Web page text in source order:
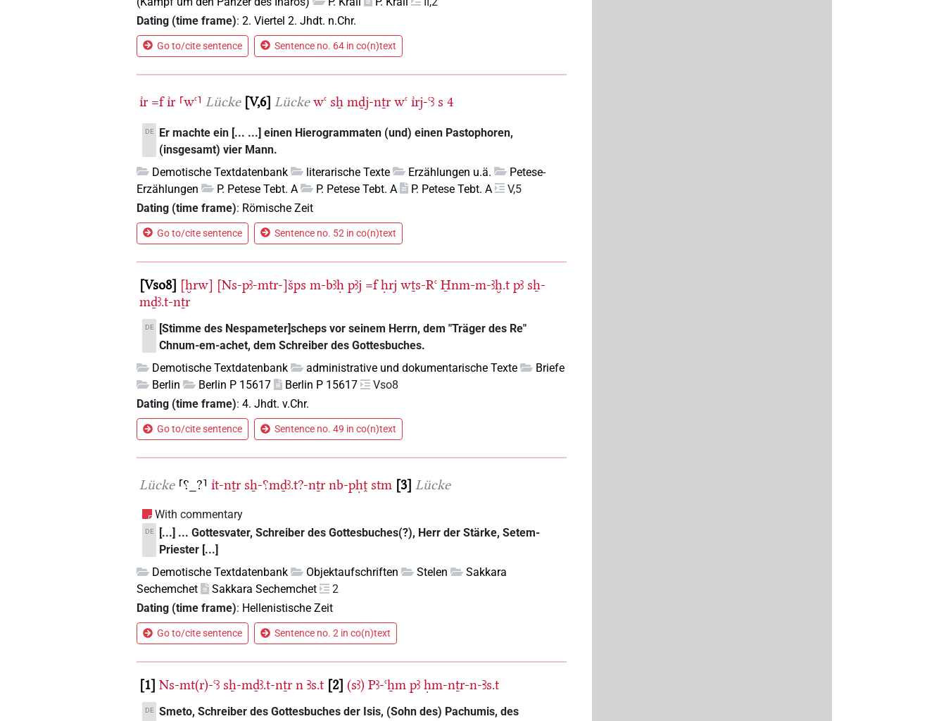
Dating (time frame):2. Viertel 2. Jhdt. n.Chr.
Go to/cite sentence Sentence no. 64 in co(n)text
ı͗r =f ı͗r ⸢wꜥ⸣ Lücke V,6 Lücke wꜥ sẖ mḏj-nṯr wꜥ ı͗rj-ꜥꜣ s 4
DE
Er machte ein [... ...] einen Hierogrammaten (und) einen Pastophoren,
(insgesamt) vier Mann.
Demotische Textdatenbank
literarische Texte Erzählungen u.ä.
Petese-
Erzählungen
P. Petese Tebt. A P. Petese Tebt. A P. Petese Tebt. A
V,5
Dating (time frame): Römische Zeit
Go to/cite sentence Sentence no. 52 in co(n)text
Vso8 [ḫrw] [Ns-pꜣ-mtr-]šps m-bꜣḥ pꜣj =f ḥrj wṯs-Rꜥ H̱nm-m-ꜣḫ.t pꜣ sẖ-
mḏꜣ.t-nṯr
DE
[Stimme des Nespameter]scheps vor seinem Herrn, dem "Träger des Re"
Chnum-em-achet, dem Schreiber des Gottesbuches.
Demotische Textdatenbank
administrative und dokumentarische Texte
Briefe
Berlin
Berlin P 15617 Berlin P 15617
Vso8
Dating (time frame):4. Jhdt. v.Chr.
Go to/cite sentence Sentence no. 49 in co(n)text
Lücke ⸢⸮_?⸣ ı͗t-nṯr sẖ-⸮mḏꜣ.t?-nṯr nb-pḥṱ stm 3 Lücke
With commentary
DE
[...] ... Gottesvater, Schreiber des Gottesbuches(?), Herr der Stärke, Setem-
Priester [...]
Demotische Textdatenbank
Objektaufschriften Stelen
Sakkara
Sechemchet
Sakkara Sechemchet
2
Dating (time frame): Hellenistische Zeit
Go to/cite sentence Sentence no. 2 in co(n)text
1 Ns-mt(r)-ꜥꜣ sẖ-mḏꜣ.t-nṯr n Ꜣs.t 2 (sꜣ) Pꜣ-ꜥẖm pꜣ ḥm-nṯr-n-Ꜣs.t
DE Smeto, Schreiber des Gottesbuches der Isis, (Sohn des) Pachumis, des